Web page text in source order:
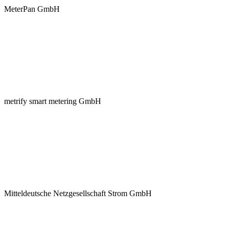
MeterPan GmbH
metrify smart metering GmbH
Mitteldeutsche Netzgesellschaft Strom GmbH